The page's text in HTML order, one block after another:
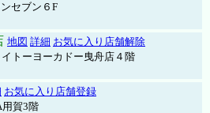
セブン６F
地図 詳細 お気に入り店舗解除
トーヨーカドー曳舟店４階
お気に入り店舗登録
用賀3階